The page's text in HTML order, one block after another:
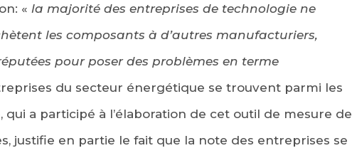
« la majorité des entreprises de technologie ne
les composants à d’autres manufacturiers,
pour poser des problèmes en terme
du secteur énergétique se trouvent parmi les
a participé à l’élaboration de cet outil de mesure de
justifie en partie le fait que la note des entreprises se